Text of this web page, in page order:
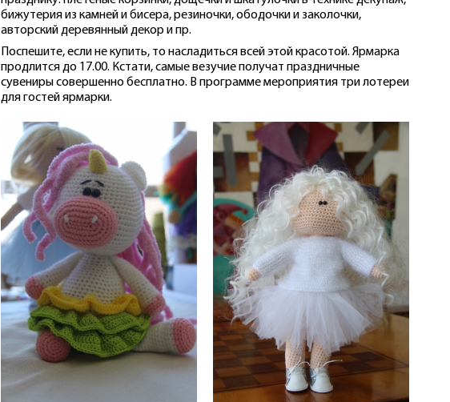
бижутерия из камней и бисера, резиночки, ободочки и заколочки,
авторский деревянный декор и пр.
Поспешите, если не купить, то насладиться всей этой красотой. Ярмарка
продлится до 17.00. Кстати, самые везучие получат праздничные
сувениры совершенно бесплатно. В программе мероприятия три лотереи
для гостей ярмарки.